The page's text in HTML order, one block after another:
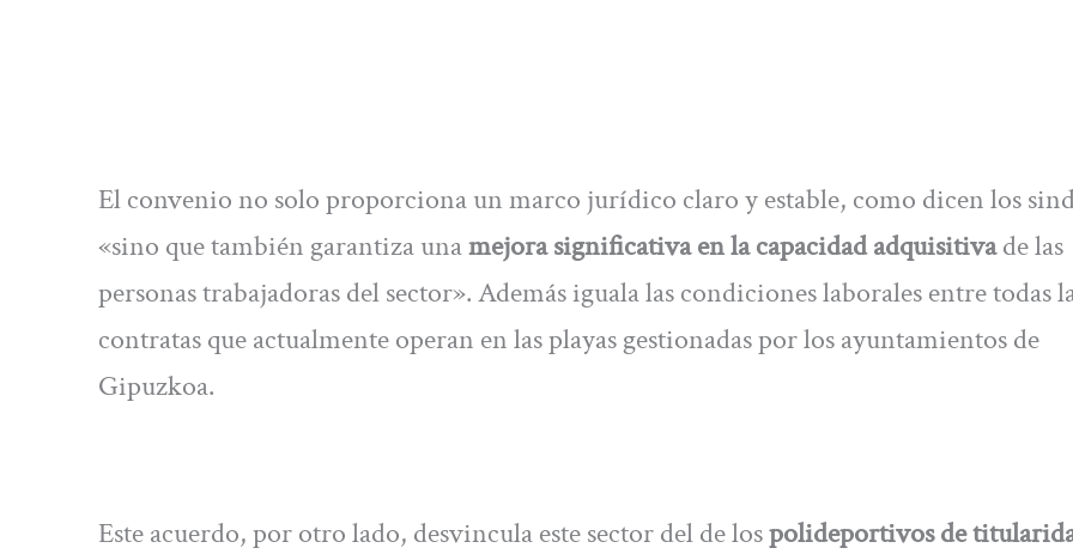
El convenio no solo proporciona un marco jurídico claro y estable, como dicen los
«sino que también garantiza unamejora significativa en la capacidad adquisitivade las
personas trabajadoras del sector». Además iguala las condiciones laborales entre todas
contratas que actualmente operan en las playas gestionadas por los ayuntamientos de
Gipuzkoa.
Este acuerdo, por otro lado, desvincula este sector del de lospolideportivos de